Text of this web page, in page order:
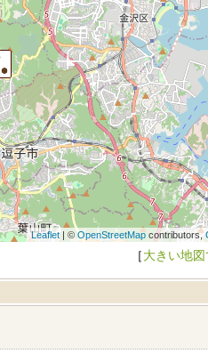
Leaflet| © OpenStreetMapcontributors,
［大きい地図